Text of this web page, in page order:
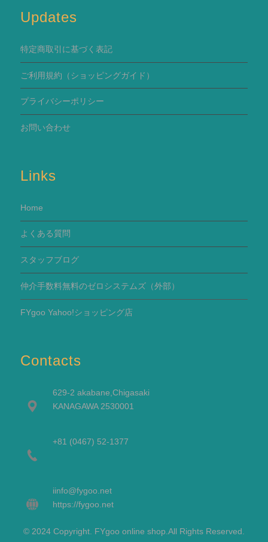
Updates
特定商取引に基づく表記
ご利用規約 （ショッピングガイド）
プライバシーポリシー
お問い合わせ
Links
Home
よくある質問
スタッフブログ
仲介手数料無料のゼロシステムズ（外部）
FYgoo Yahoo!ショッピング店
Contacts
629-2 akabane,Chigasaki
KANAGAWA 2530001
+81 (0467) 52-1377
iinfo@fygoo.net
https://fygoo.net
© 2024 Copyright. FYgoo online shop.All Rights Reserved.